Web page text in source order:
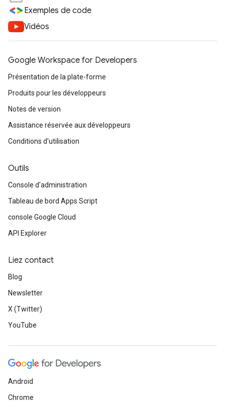
Exemples de code
Vidéos
Google Workspace for Developers
Présentation de la plate-forme
Produits pour les développeurs
Notes de version
Assistance réservée aux développeurs
Conditions d'utilisation
Outils
Console d'administration
Tableau de bord Apps Script
console Google Cloud
API Explorer
Liez contact
Blog
Newsletter
X (Twitter)
YouTube
Android
Chrome